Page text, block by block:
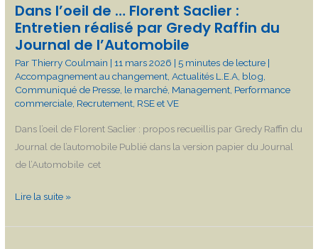
Dans l’oeil de … Florent Saclier :
Entretien réalisé par Gredy Raffin du
Journal de l’Automobile
ParThierry Coulmain |11 mars 2026 |5 minutes de lecture |
Accompagnement au changement ,Actualités L.E.A blog
Communiqué de Presse le marché Management Performance
commerciale Recrutement RSE et VE
Dans l’oeil de Florent Saclier : propos recueillis par Gredy Raffin du
Journal de l’automobile Publié dans la version papier du Journal
de l’Automobile cet
du
Journal
de
l’Automobile
Lire la suite »